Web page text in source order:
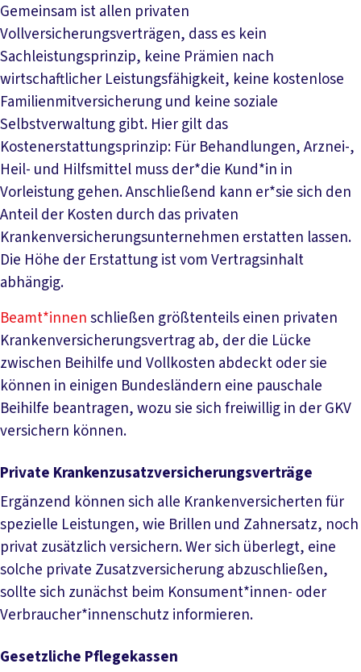
Gemeinsam ist allen privaten
Vollversicherungsverträgen, dass es kein
Sachleistungsprinzip, keine Prämien nach
wirtschaftlicher Leistungsfähigkeit, keine kostenlose
Familienmitversicherung und keine soziale
Selbstverwaltung gibt. Hier gilt das
Kostenerstattungsprinzip: Für Behandlungen, Arznei-,
Heil- und Hilfsmittel muss der*die Kund*in in
Vorleistung gehen. Anschließend kann er*sie sich den
Anteil der Kosten durch das privaten
Krankenversicherungsunternehmen erstatten lassen.
Die Höhe der Erstattung ist vom Vertragsinhalt
abhängig.
Beamt*innenschließen größtenteils einen privaten
Krankenversicherungsvertrag ab, der die Lücke
zwischen Beihilfe und Vollkosten abdeckt oder sie
können in einigen Bundesländern eine pauschale
Beihilfe beantragen, wozu sie sich freiwillig in der GKV
versichern können.
Private Krankenzusatzversicherungsverträge
Ergänzend können sich alle Krankenversicherten für
spezielle Leistungen, wie Brillen und Zahnersatz, noch
privat zusätzlich versichern. Wer sich überlegt, eine
solche private Zusatzversicherung abzuschließen,
sollte sich zunächst beim Konsument*innen- oder
Verbraucher*innenschutz informieren.
Gesetzliche Pflegekassen